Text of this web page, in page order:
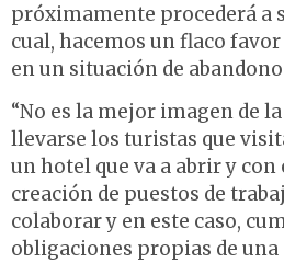
próximamente procederá a
cual, hacemos un flaco
en un situación de
“No es la mejor imagen de
llevarse los turistas que
un hotel que va a abrir y
creación de puestos de
colaborar y en este caso,
obligaciones propias de